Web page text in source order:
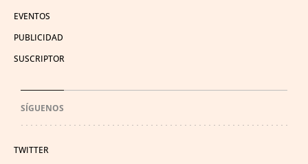
EVENTOS
PUBLICIDAD
SUSCRIPTOR
SÍGUENOS
TWITTER